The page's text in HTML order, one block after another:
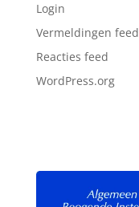
Login
Vermeldingen feed
Reacties feed
WordPress.org